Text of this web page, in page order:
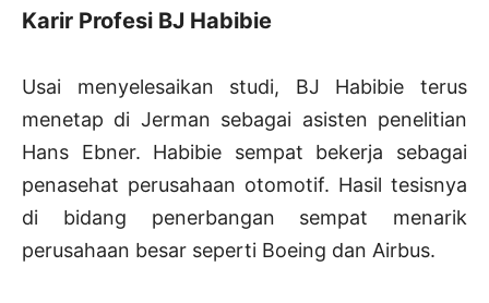
Karir Profesi BJ Habibie
Usai menyelesaikan studi, BJ Habibie terus
menetap di Jerman sebagai asisten penelitian
Hans Ebner. Habibie sempat bekerja sebagai
penasehat perusahaan otomotif. Hasil tesisnya
di bidang penerbangan sempat menarik
perusahaan besar seperti Boeing dan Airbus.